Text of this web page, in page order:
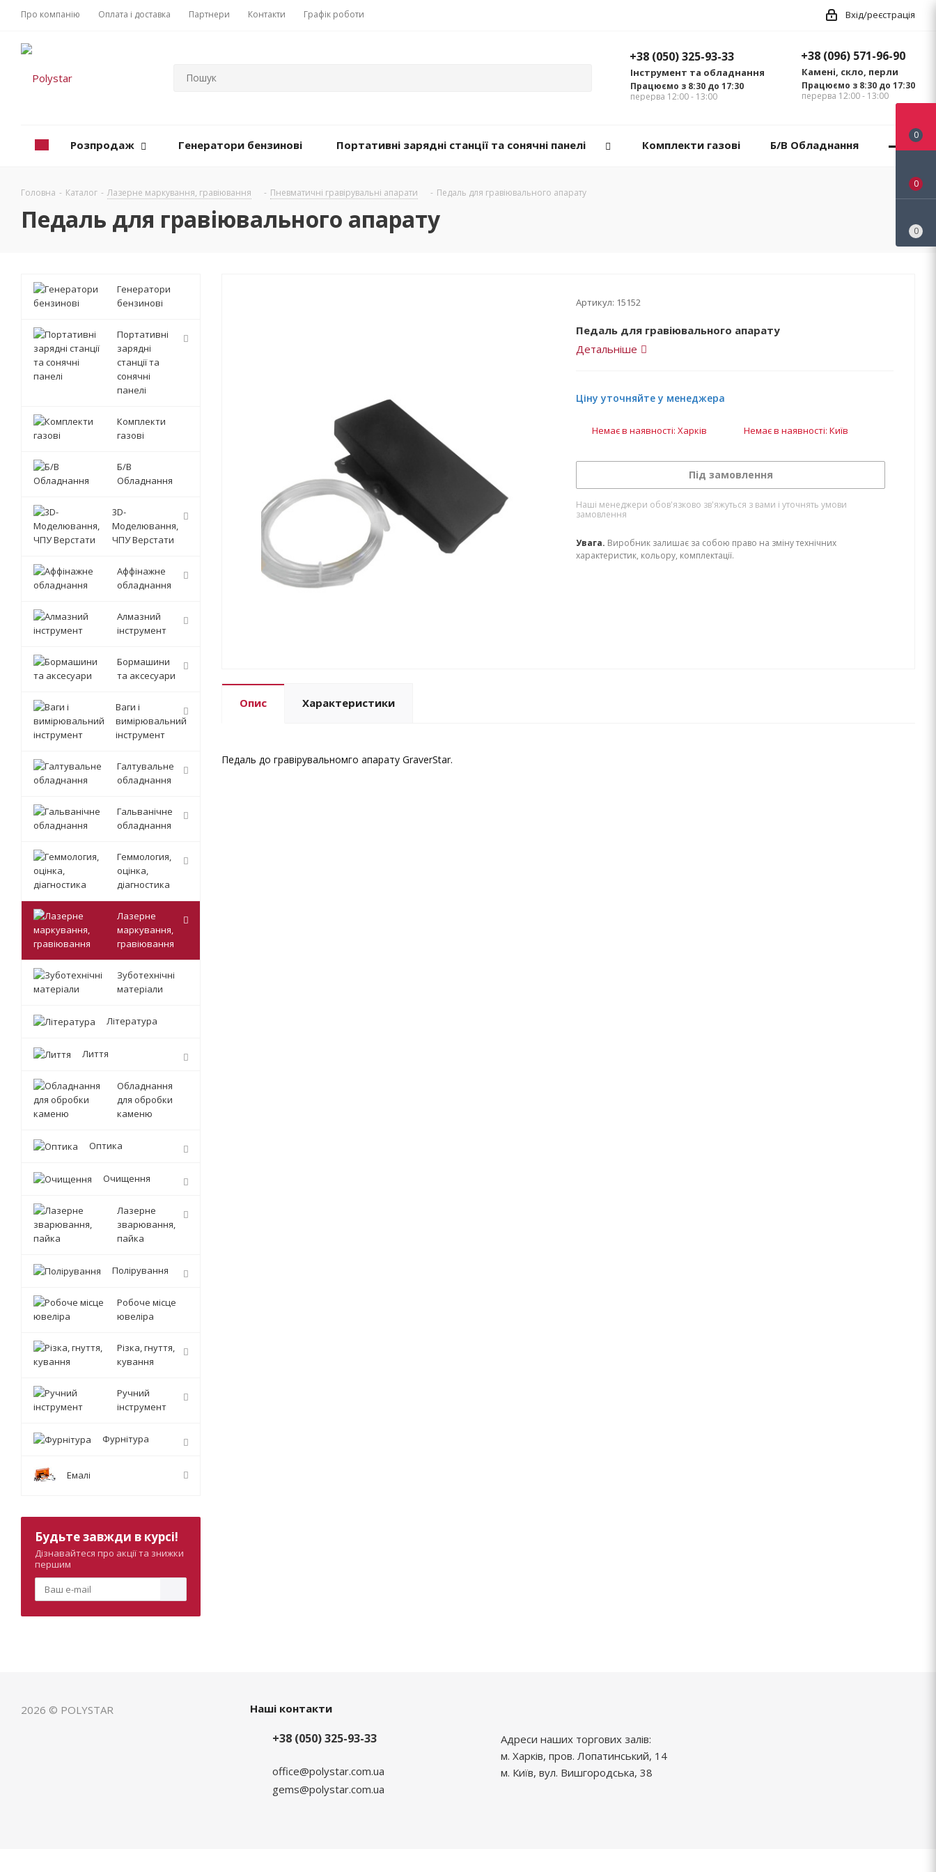
Про компанію Оплата і доставка Партнери Контакти Графік роботи Вхід/реєстрація
+38 (096) 571-96-90
Камені, скло, перли
Працюємо з 8:30 до 17:30
перерва 12:00 - 13:00
+38 (050) 325-93-33
Інструмент та обладнання
Працюємо з 8:30 до 17:30
перерва 12:00 - 13:00
Розпродаж Генератори бензинові Портативні зарядні станції та сонячні панелі Комплекти газові Б/В Обладнання
Головна - Каталог - Лазерне маркування, гравіювання - Пневматичні гравірувальні апарати - Педаль для гравіювального апарату
Педаль для гравіювального апарату
Артикул: 15152
Педаль для гравіювального апарату
Детальніше
Ціну уточняйте у менеджера
Немає в наявності: Харків Немає в наявності: Київ
Під замовлення
Наші менеджери обов'язково зв'яжуться з вами і уточнять умови
замовлення
Увага. Виробник залишає за собою право на зміну технічних
характеристик, кольору, комплектації.
Опис Характеристики
Педаль до гравірувальномго апарату GraverStar.
Генератори
бензинові
Портативні
зарядні
станції та
сонячні
панелі
Комплекти
газові
Б/В
Обладнання
3D-
Моделювання,
ЧПУ Верстати
Аффінажне
обладнання
Алмазний
інструмент
Бормашини
та аксесуари
Ваги і
вимірювальний
інструмент
Галтувальне
обладнання
Гальванічне
обладнання
Геммология,
оцінка,
діагностика
Лазерне
маркування,
гравіювання
Зуботехнічні
матеріали
Література
Лиття
Обладнання
для обробки
каменю
Оптика
Очищення
Лазерне
зварювання,
пайка
Полірування
Робоче місце
ювеліра
Різка, гнуття,
кування
Ручний
інструмент
Фурнітура
Емалі
Будьте завжди в курсі!
Дізнавайтеся про акції та знижки
першим
2026 © POLYSTAR Наші контакти
+38 (050) 325-93-33
office@polystar.com.ua
gems@polystar.com.ua
Адреси наших торгових залів:
м. Харків, пров. Лопатинський, 14
м. Київ, вул. Вишгородська, 38
0
0
0